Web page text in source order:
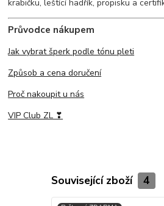
krabičku, leštící hadřík, propisku a
Průvodce nákupem
Jak vybrat šperk podle tónu pleti
Způsob a cena doručení
Proč nakoupit u nás
VIP Club ZL ❣
Související zboží 4